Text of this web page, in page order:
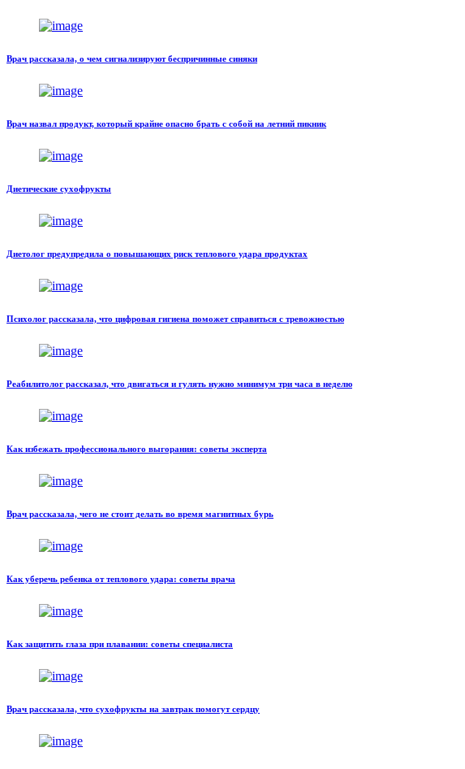
Врач рассказала, о чем сигнализируют беспричинные синяки
Врач назвал продукт, который крайне опасно брать с собой на летний пикник
Диетические сухофрукты
Диетолог предупредила о повышающих риск теплового удара продуктах
Психолог рассказала, что цифровая гигиена поможет справиться с тревожностью
Реабилитолог рассказал, что двигаться и гулять нужно минимум три часа в неделю
Как избежать профессионального выгорания: советы эксперта
Врач рассказала, чего не стоит делать во время магнитных бурь
Как уберечь ребенка от теплового удара: советы врача
Как защитить глаза при плавании: советы специалиста
Врач рассказала, что сухофрукты на завтрак помогут сердцу